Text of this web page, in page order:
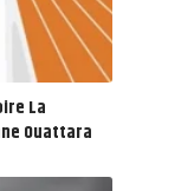
La
Ouattara